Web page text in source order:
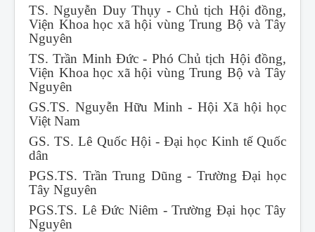
TS. Nguyễn Duy Thụy - Chủ tịch Hội đồng,
Viện Khoa học xã hội vùng Trung Bộ và Tây
Nguyên
TS. Trần Minh Đức - Phó Chủ tịch Hội đồng,
Viện Khoa học xã hội vùng Trung Bộ và Tây
Nguyên
GS.TS. Nguyễn Hữu Minh - Hội Xã hội học
Việt Nam
GS. TS. Lê Quốc Hội - Đại học Kinh tế Quốc
dân
PGS.TS. Trần Trung Dũng - Trường Đại học
Tây Nguyên
PGS.TS. Lê Đức Niêm - Trường Đại học Tây
Nguyên